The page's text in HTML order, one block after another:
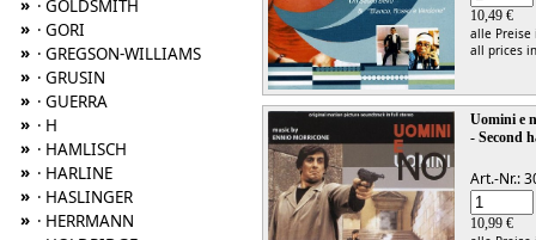
» · GOLDSMITH
» · GORI
» · GREGSON-WILLIAMS
» · GRUSIN
» · GUERRA
» · H
» · HAMLISCH
» · HARLINE
» · HASLINGER
» · HERRMANN
10,49 €
alle
all prices
Uomini e
- Second
Art.-Nr.:
10,99 €